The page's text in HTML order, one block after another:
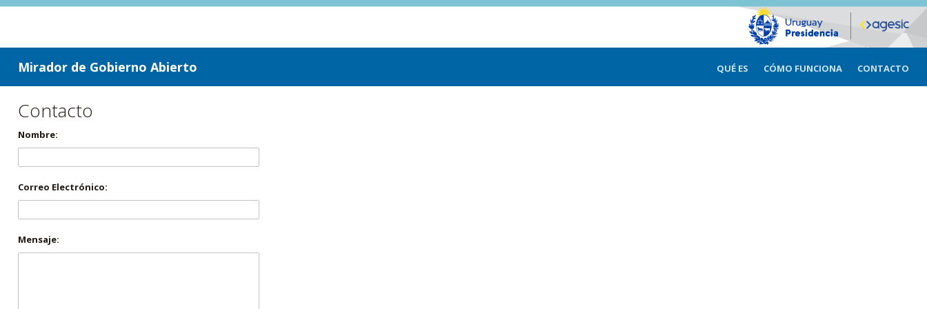
ir a contenido
ir al menú
Mirador de Gobierno Abierto QUÉ ES CÓMO FUNCIONA CONTACTO
Contacto
Nombre:
Correo Electrónico:
Mensaje: